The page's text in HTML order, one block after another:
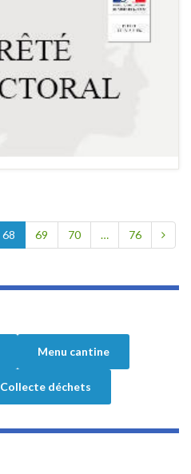
68 69 70 … 76
Menu cantine
Collecte déchets